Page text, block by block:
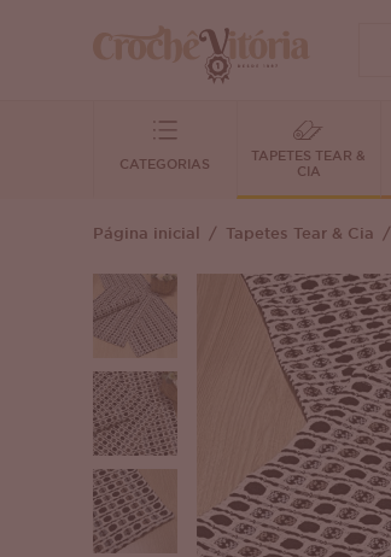
CATEGORIAS
TAPETES TEAR &
CIA
Página inicial Tapetes Tear & Cia